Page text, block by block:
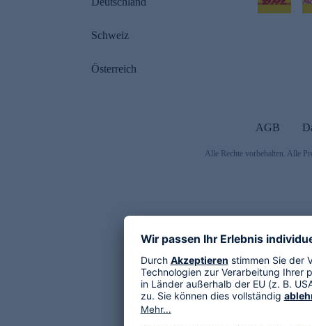
Schweiz
Österreich
AGB
Alle Rechte vorbehalten. Alle